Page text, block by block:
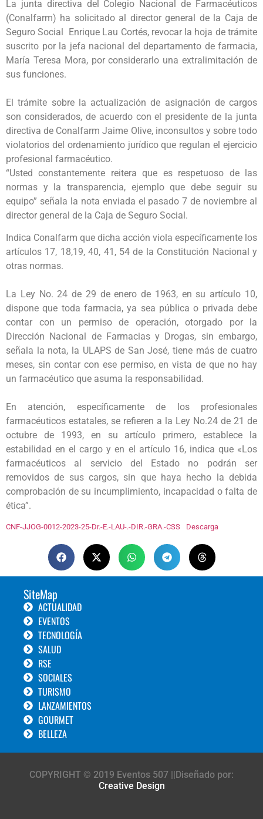
La junta directiva del Colegio Nacional de Farmacéuticos
(Conalfarm) ha solicitado al director general de la Caja de
Seguro Social Enrique Lau Cortés, revocar la hoja de trámite
suscrito por la jefa nacional del departamento de farmacia,
María Teresa Mora, por considerarlo una extralimitación de
sus funciones.
El trámite sobre la actualización de asignación de cargos
son considerados, de acuerdo con el presidente de la junta
directiva de Conalfarm Jaime Olive, inconsultos y sobre todo
violatorios del ordenamiento jurídico que regulan el ejercicio
profesional farmacéutico.
“Usted constantemente reitera que es respetuoso de las
normas y la transparencia, ejemplo que debe seguir su
equipo” señala la nota enviada el pasado 7 de noviembre al
director general de la Caja de Seguro Social.
Indica Conalfarm que dicha acción viola específicamente los
artículos 17, 18,19, 40, 41, 54 de la Constitución Nacional y
otras normas.
La Ley No. 24 de 29 de enero de 1963, en su artículo 10,
dispone que toda farmacia, ya sea pública o privada debe
contar con un permiso de operación, otorgado por la
Dirección Nacional de Farmacias y Drogas, sin embargo,
señala la nota, la ULAPS de San José, tiene más de cuatro
meses, sin contar con ese permiso, en vista de que no hay
un farmacéutico que asuma la responsabilidad.
En atención, específicamente de los profesionales
farmacéuticos estatales, se refieren a la Ley No.24 de 21 de
octubre de 1993, en su artículo primero, establece la
estabilidad en el cargo y en el artículo 16, indica que «Los
farmacéuticos al servicio del Estado no podrán ser
removidos de sus cargos, sin que haya hecho la debida
comprobación de su incumplimiento, incapacidad o falta de
ética”.
CNF-JJOG-0012-2023-25-Dr.-E.-LAU-.-DIR.-GRA.-CSS Descarga
SiteMap
ACTUALIDAD
EVENTOS
TECNOLOGÍA
SALUD
RSE
SOCIALES
TURISMO
LANZAMIENTOS
GOURMET
BELLEZA
COPYRIGHT © 2019 Eventos 507 ||Diseñado por:
Creative Design